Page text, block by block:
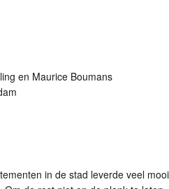
en Maurice Boumans
in de stad leverde veel